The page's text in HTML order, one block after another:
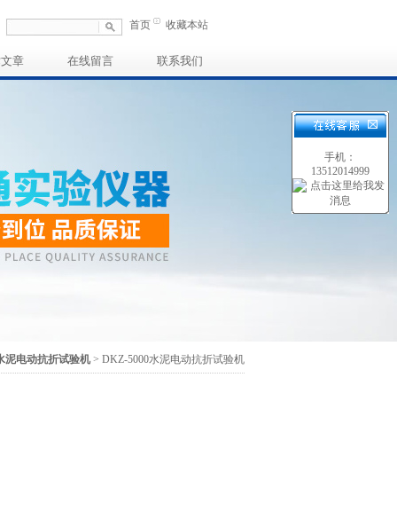
首页 收藏本站
章 在线留言 联系我们
泥电动抗折试验机 > DKZ-5000水泥电动抗折试验机
手机：
13512014999